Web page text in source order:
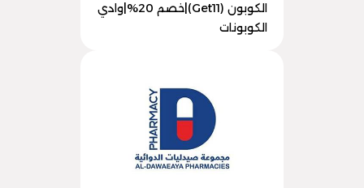
الكوبون (Get11)|خصم 20%|وادي
الكوبونات